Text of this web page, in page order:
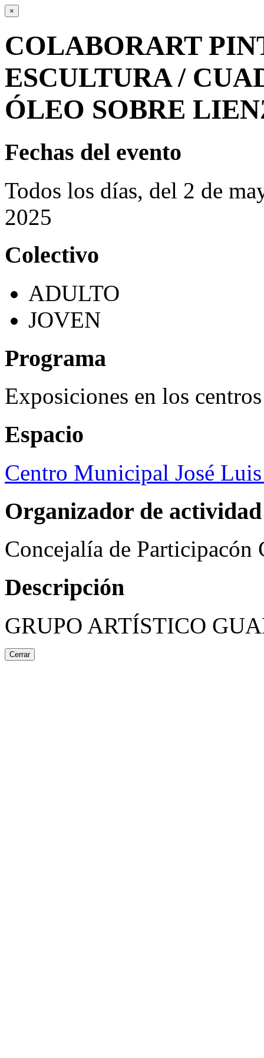
×
COLABORART
ESCULTURA /
ÓLEO SOBRE
Fechas del evento
Todos los días, del 2 de
2025
Colectivo
ADULTO
JOVEN
Programa
Exposiciones en los
Espacio
Centro Municipal José
Organizador de actividad
Concejalía de Participacón
Descripción
GRUPO ARTÍSTICO
Cerrar